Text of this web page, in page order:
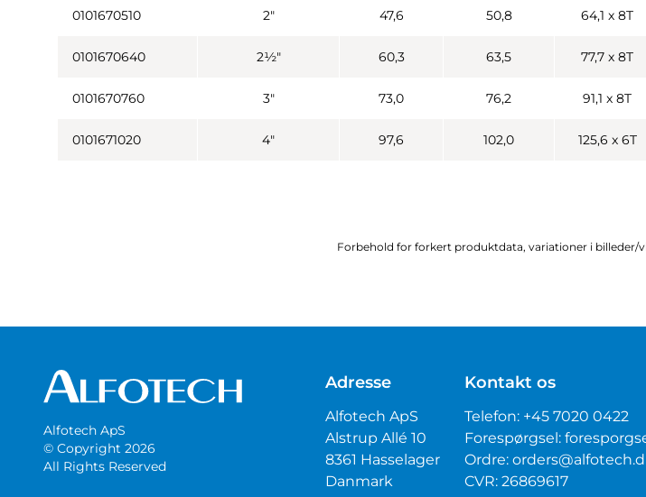
0101670510 2" 47,6 50,8 64,1 x 8T
0101670640 2½" 60,3 63,5 77,7 x 8T
0101670760 3" 73,0 76,2 91,1 x 8T
0101671020 4" 97,6 102,0 125,6 x 6T
Forbehold for forkert produktdata, variationer i
Alfotech ApS
© Copyright 2026
All Rights Reserved
Adresse
Alfotech ApS
Alstrup Allé 10
8361 Hasselager
Danmark
Kontakt os
Telefon: +45 7020 0422
Forespørgsel:
Ordre:
CVR: 26869617